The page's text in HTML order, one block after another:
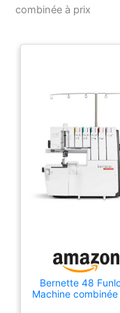
combinée à prix
Bernette 48
Machine combinée